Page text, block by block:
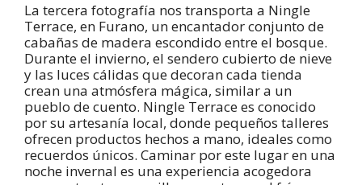
La tercera fotografía nos transporta a Ningle
Terrace, en Furano, un encantador conjunto de
cabañas de madera escondido entre el bosque.
Durante el invierno, el sendero cubierto de nieve
y las luces cálidas que decoran cada tienda
crean una atmósfera mágica, similar a un
pueblo de cuento. Ningle Terrace es conocido
por su artesanía local, donde pequeños talleres
ofrecen productos hechos a mano, ideales como
recuerdos únicos. Caminar por este lugar en una
noche invernal es una experiencia acogedora